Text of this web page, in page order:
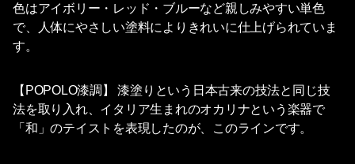
色はアイボリー・レッド・ブルーなど親しみやすい単色
で、人体にやさしい塗料によりきれいに仕上げられていま
す。
【POPOLO漆調】 漆塗りという日本古来の技法と同じ技
法を取り入れ、イタリア生まれのオカリナという楽器で
「和」のテイストを表現したのが、このラインです。